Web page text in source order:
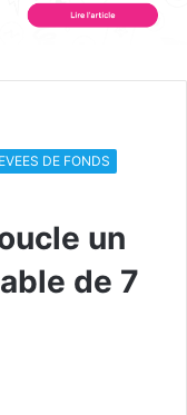
DE FONDS
un
de 7